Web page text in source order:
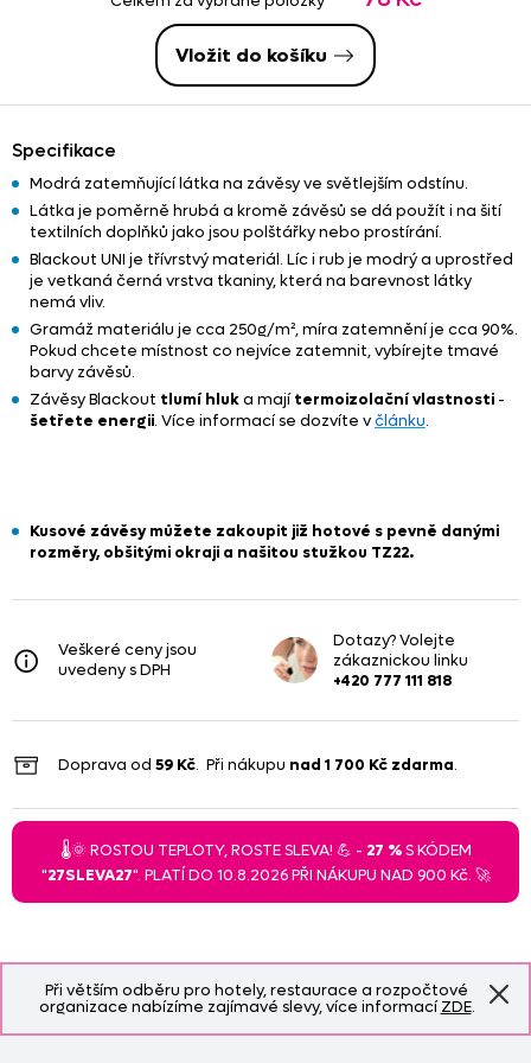
Při větším odběru pro hotely, restaurace a rozpočtové
organizace nabízíme zajímavé slevy, více informacíZDE.
Vložit do košíku
Specifikace
Modrá zatemňující látka na závěsy ve světlejším odstínu.
Látka je poměrně hrubá a kromě závěsů se dá použít i na šití
textilních doplňků jako jsou polštářky nebo prostírání.
Blackout UNI je třívrstvý materiál. Líc i rub je modrý a uprostřed
je vetkaná černá vrstva tkaniny, která na barevnost látky
nemá vliv.
Gramáž materiálu je cca 250g/m², míra zatemnění je cca 90%.
Pokud chcete místnost co nejvíce zatemnit, vybírejte tmavé
barvy závěsů.
Závěsy Blackout tlumí hluka majítermoizolační vlastnosti -
šetřete energii. Více informací se dozvíte včlánku.
Kusové závěsy můžete zakoupit již hotové s pevně danými
rozměry, obšitými okraji a našitou stužkou TZ22.
Veškeré ceny jsou
uvedeny s DPH
Dotazy? Volejte
zákaznickou linku
+420 777 111 818
Doprava od 59 Kč. Při nákupu nad 1 700 Kč zdarma.
🌡️🌞 ROSTOU TEPLOTY, ROSTE SLEVA! 💪 - 27 %S KÓDEM
"27SLEVA27". PLATÍ DO 10.8.2026 PŘI NÁKUPU NAD 900 Kč. 🚀